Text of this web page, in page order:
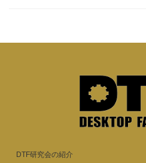
DTF研究会の紹介